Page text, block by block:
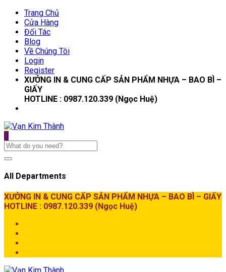
Trang Chủ
Cửa Hàng
Đối Tác
Blog
Về Chúng Tôi
Login
Register
XƯỞNG IN & CUNG CẤP SẢN PHẨM NHỰA – BAO BÌ –
GIẤY
HOTLINE : 0987.120.339 (Ngọc Huệ)
0
All Departments
XƯỞNG IN & CUNG CẤP SẢN PHẨM NHỰA – BAO BÌ – GIẤY
HOTLINE : 0987.120.339 (Ngọc Huệ)